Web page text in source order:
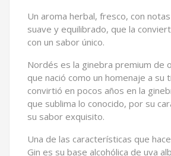
Un aroma herbal, fresco, con
suave y equilibrado, que la
con un sabor único.
Nordés es la ginebra premium de
que nació como un homenaje a su
convirtió en pocos años en la
que sublima lo conocido, por su
su sabor exquisito.
Una de las características que
Gin es su base alcohólica de uva